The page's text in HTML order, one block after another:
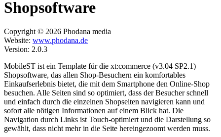
Shopsoftware
Copyright © 2026 Phodana media
Website: www.phodana.de
Version: 2.0.3
MobileST ist ein Template für die xt:commerce (v3.04 SP2.1)
Shopsoftware, das allen Shop-Besuchern ein komfortables
Einkaufserlebnis bietet, die mit dem Smartphone den Online-Shop
besuchen. Alle Seiten sind so optimiert, dass der Besucher schnell
und einfach durch die einzelnen Shopseiten navigieren kann und
sofort alle nötigen Informationen auf einem Blick hat. Die
Navigation durch Links ist Touch-optimiert und die Darstellung so
gewählt, dass nicht mehr in die Seite hereingezoomt werden muss.